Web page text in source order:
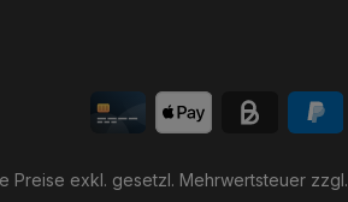
Preise exkl. gesetzl. Mehrwertsteuer zzgl.